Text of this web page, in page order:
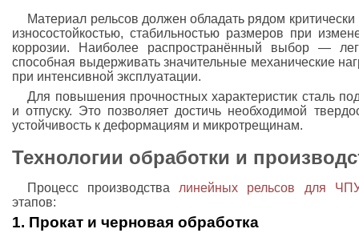
Материал рельсов должен обладать рядом
износостойкостью, стабильностью размеров при
коррозии. Наиболее распространённый выбор —
способная выдерживать значительные механические
при интенсивной эксплуатации.
Для повышения прочностных характеристик сталь
и отпуску. Это позволяет достичь необходимой
устойчивость к деформациям и микротрещинам.
Технологии обработки и
Процесс производства линейных рельсов для
этапов:
1. Прокат и черновая обработка